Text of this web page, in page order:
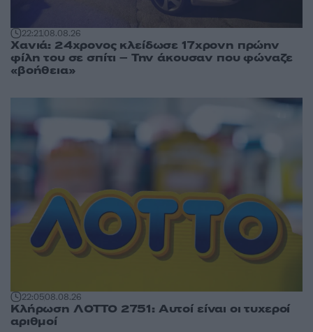
22:2108.08.26
Χανιά: 24χρονος κλείδωσε 17χρονη πρώην
φίλη του σε σπίτι – Την άκουσαν που φώναζε
«βοήθεια»
22:0508.08.26
Κλήρωση ΛΟΤΤΟ 2751: Αυτοί είναι οι τυχεροί
αριθμοί